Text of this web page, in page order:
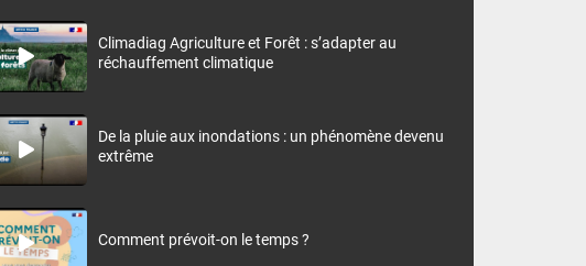
Climadiag Agriculture et Forêt : s’adapter au
réchauffement climatique
De la pluie aux inondations : un phénomène devenu
extrême
Comment prévoit-on le temps ?